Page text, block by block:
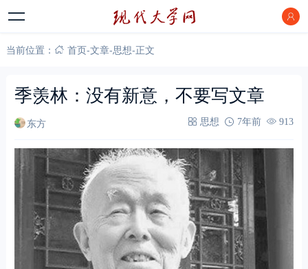
当前位置： 首页-文章-思想-正文
季羡林：没有新意，不要写文章
东方 思想 7年前 913